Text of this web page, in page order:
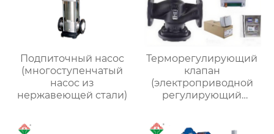
Подпиточный насос
(многоступенчатый
насос из
нержавеющей стали)
Терморегулирующий
клапан
(электроприводной
регулирующий